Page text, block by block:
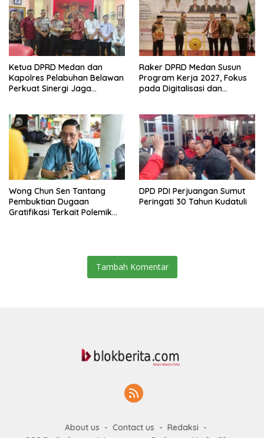
Ketua DPRD Medan dan
Kapolres Pelabuhan Belawan
Perkuat Sinergi Jaga
Belawan
Raker DPRD Medan Susun
Program Kerja 2027, Fokus
pada Digitalisasi dan
Wong Chun Sen Tantang
Pembuktian Dugaan
Gratifikasi Terkait Polemik
DPD PDI Perjuangan Sumut
Peringati 30 Tahun Kudatuli
Tambah Komentar
About us Contact us
Redaksi